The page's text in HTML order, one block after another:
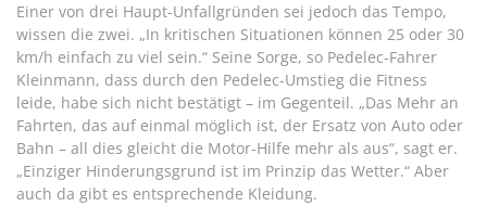
Einer von drei Haupt-Unfallgründen sei jedoch das Tempo,
wissen die zwei. „In kritischen Situationen können 25 oder 30
km/h einfach zu viel sein.“ Seine Sorge, so Pedelec-Fahrer
Kleinmann, dass durch den Pedelec-Umstieg die Fitness
leide, habe sich nicht bestätigt – im Gegenteil. „Das Mehr an
Fahrten, das auf einmal möglich ist, der Ersatz von Auto oder
Bahn – all dies gleicht die Motor-Hilfe mehr als aus“, sagt er.
„Einziger Hinderungsgrund ist im Prinzip das Wetter.“ Aber
auch da gibt es entsprechende Kleidung.